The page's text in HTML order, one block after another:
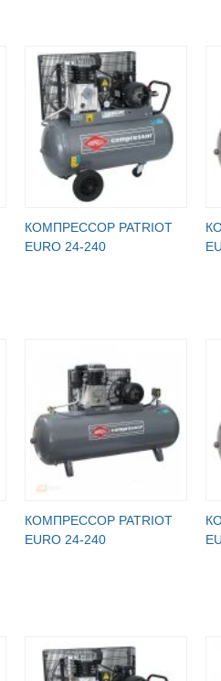
КОМПРЕССОР PATRIOT
EURO 24-240
КОМПРЕССОР PATRIOT
EURO 24-240